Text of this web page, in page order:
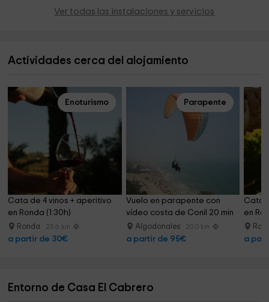
Ver todas las instalaciones y servicios
Actividades cerca del alojamiento
Enoturismo
Cata de 4 vinos + aperitivo
en Ronda (1:30h)
Ronda 23.6 km
a partir de 30€
Parapente
Vuelo en parapente con
vídeo costa de Conil 20 min
Algodonales 20.0 km
a partir de 95€
Cata
en
a
Entorno de Casa El Cabrero